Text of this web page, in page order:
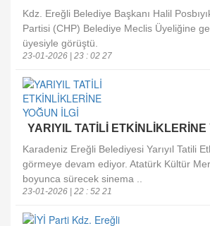
Kdz. Ereğli Belediye Başkanı Halil
Partisi (CHP) Belediye Meclis Üyeliğine
üyesiyle görüştü.
23-01-2026 | 23 : 02 27
YARIYIL TATİLİ ETKİNLİKLERİNE
Karadeniz Ereğli Belediyesi Yarıyıl Tatili
görmeye devam ediyor. Atatürk Kültür
boyunca sürecek sinema ..
23-01-2026 | 22 : 52 21